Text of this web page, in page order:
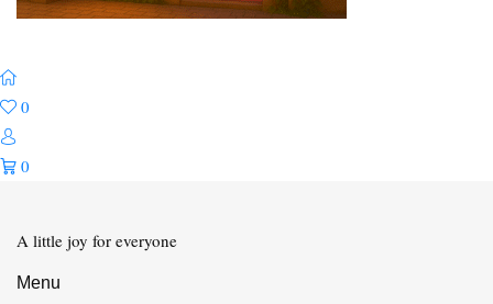
0
0
A little joy for everyone
Menu